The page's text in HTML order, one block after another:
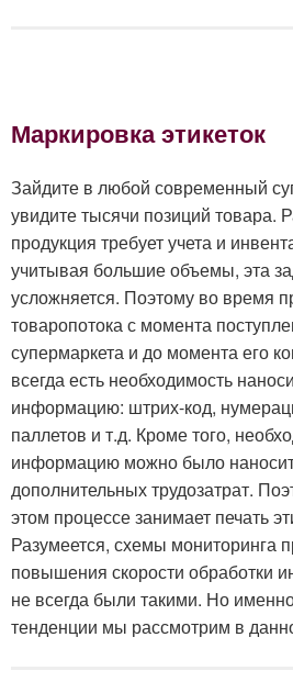
Маркировка этикеток
Зайдите в любой современный
увидите тысячи позиций товара.
продукция требует учета и
учитывая большие объемы, эта
усложняется. Поэтому во время
товаропотока с момента
супермаркета и до момента его
всегда есть необходимость
информацию: штрих-код,
паллетов и т.д. Кроме того,
информацию можно было
дополнительных трудозатрат.
этом процессе занимает печать
Разумеется, схемы мониторинга
повышения скорости обработки
не всегда были такими. Но
тенденции мы рассмотрим в